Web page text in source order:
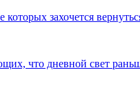
которых захочется
что дневной свет